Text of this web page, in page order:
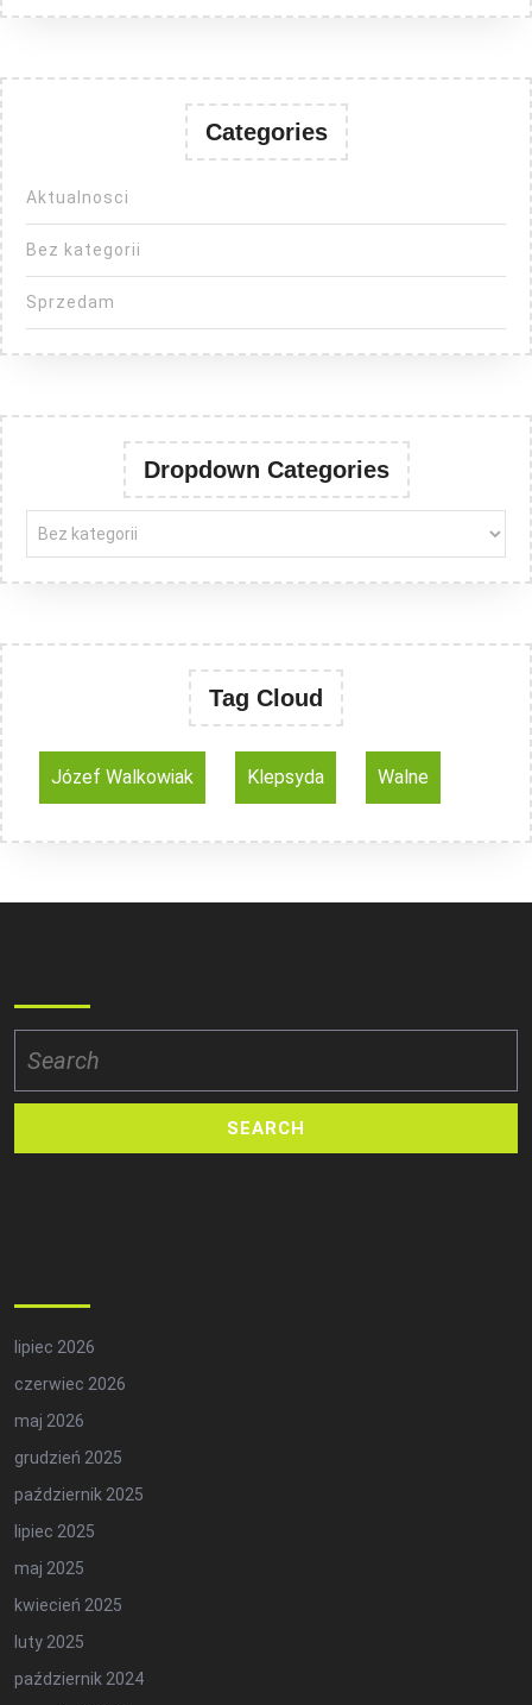
Categories
Aktualnosci
Bez kategorii
Sprzedam
Dropdown Categories
Tag Cloud
Józef Walkowiak Klepsyda Walne
for:
lipiec 2026
czerwiec 2026
maj 2026
grudzień 2025
październik 2025
lipiec 2025
maj 2025
kwiecień 2025
luty 2025
październik 2024